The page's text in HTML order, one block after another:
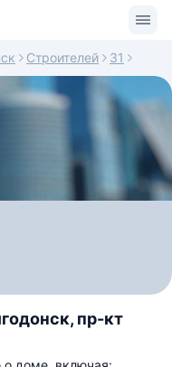
Строителей 31
пр-кт